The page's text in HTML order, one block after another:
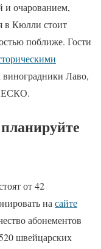
и очарованием,
в Кюлли стоит
поближе. Гости
виноградники Лаво,
от 42
насайте
абонементов
швейцарских